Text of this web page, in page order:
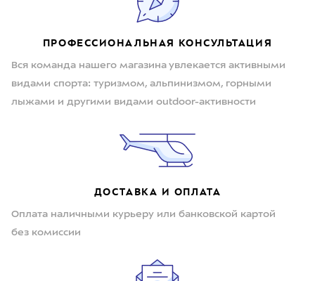
ПРОФЕССИОНАЛЬНАЯ КОНСУЛЬТАЦИЯ
Вся команда нашего магазина увлекается активными
видами спорта: туризмом, альпинизмом, горными
лыжами и другими видами outdoor-активности
ДОСТАВКА И ОПЛАТА
Оплата наличными курьеру или банковской картой
без комиссии